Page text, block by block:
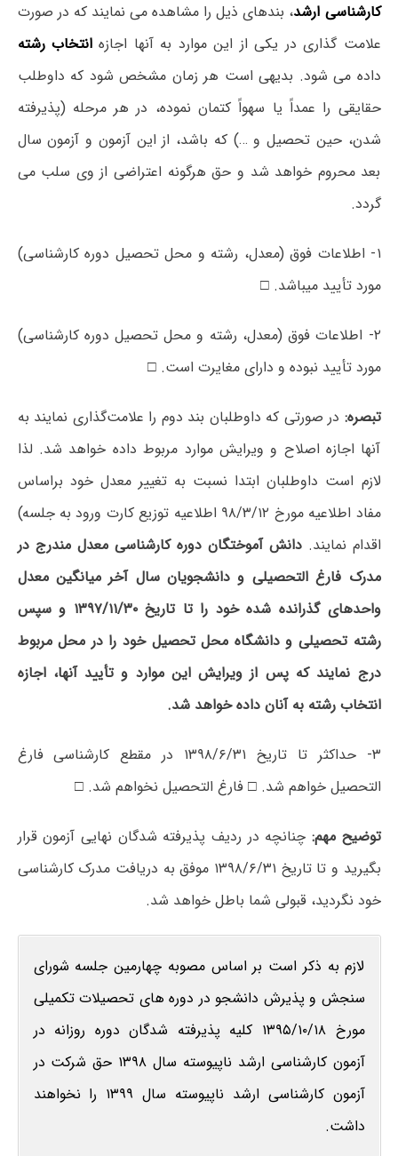
کارشناسی ارشد، بندهای ذیل را مشاهده می نمایند که در صورت
علامت گذاری در یکی از این موارد به آنها اجازهانتخاب رشته
داده می شود. بدیهی است هر زمان مشخص شود که داوطلب
حقایقی را عمداً یا سهواً کتمان نموده، در هر مرحله (پذیرفته
شدن، حین تحصیل و …) که باشد، از این آزمون و آزمون سال
بعد محروم خواهد شد و حق هرگونه اعتراضی از وی سلب می
گردد.
۱- اطلاعات فوق (معدل، رشته و محل تحصیل دوره کارشناسی)
مورد تأیید میباشد. □
۲- اطلاعات فوق (معدل، رشته و محل تحصیل دوره کارشناسی)
مورد تأیید نبوده و دارای مغایرت است. □
تبصره: در صورتی که داوطلبان بند دوم را علامت‌گذاری نمایند به
آنها اجازه اصلاح و ویرایش موارد مربوط داده خواهد شد. لذا
لازم است داوطلبان ابتدا نسبت به تغییر معدل خود براساس
مفاد اطلاعیه مورخ ۹۸/۳/۱۲ اطلاعیه توزیع کارت ورود به جلسه)
اقدام نمایند.دانش آموختگان دوره کارشناسی معدل مندرج در
مدرک فارغ التحصیلی و دانشجویان سال آخر میانگین معدل
واحدهای گذرانده شده خود را تا تاریخ ۱۳۹۷/۱۱/۳۰ و سپس
رشته تحصیلی و دانشگاه محل تحصیل خود را در محل مربوط
درج نمایند که پس از ویرایش این موارد و تأیید آنها، اجازه
انتخاب رشته به آنان داده خواهد شد.
۳- حداکثر تا تاریخ ۱۳۹۸/۶/۳۱ در مقطع کارشناسی فارغ
التحصیل خواهم شد. □ فارغ التحصیل نخواهم شد. □
توضیح مهم: چنانچه در ردیف پذیرفته شدگان نهایی آزمون قرار
بگیرید و تا تاریخ ۱۳۹۸/۶/۳۱ موفق به دریافت مدرک کارشناسی
خود نگردید، قبولی شما باطل خواهد شد.
لازم به ذکر است بر اساس مصوبه چهارمین جلسه شورای
سنجش و پذیرش دانشجو در دوره های تحصیلات تکمیلی
مورخ ۱۳۹۵/۱۰/۱۸ کلیه پذیرفته شدگان دوره روزانه در
آزمون کارشناسی ارشد ناپیوسته سال ۱۳۹۸ حق شرکت در
آزمون کارشناسی ارشد ناپیوسته سال ۱۳۹۹ را نخواهند
داشت.